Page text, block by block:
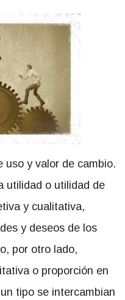
uso y valor de cambio.
utilidad o utilidad de
y cualitativa,
y deseos de los
por otro lado,
o proporción en
tipo se intercambian